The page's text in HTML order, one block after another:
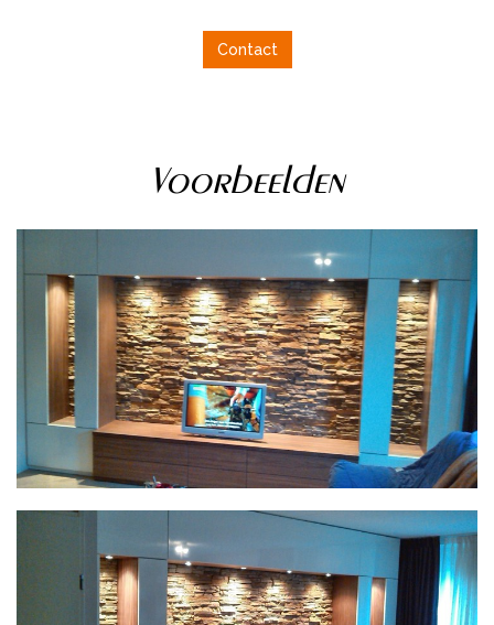
Contact
Voorbeelden